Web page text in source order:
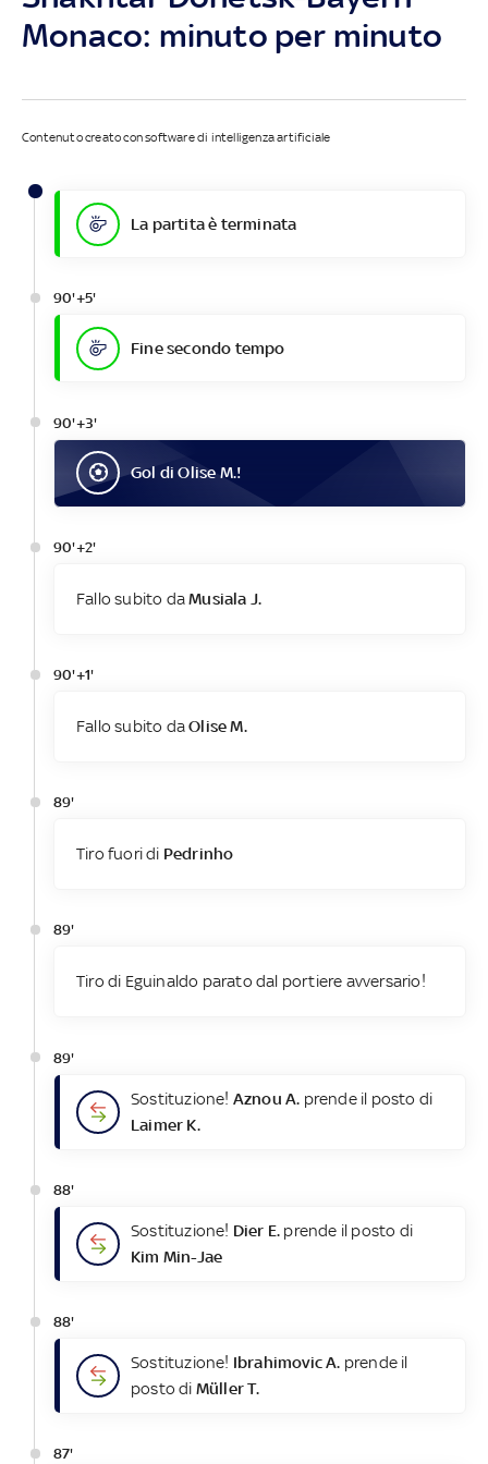
Monaco: minuto per minuto
Contenuto creato con software di intelligenza artificiale
La partita è terminata
90'+5'
Fine secondo tempo
90'+3'
Gol diOlise M.!
90'+2'
Fallo subito daMusiala J.
90'+1'
Fallo subito daOlise M.
89'
Tiro fuori di Pedrinho
89'
Tiro di Eguinaldo parato dal portiere avversario!
89'
Sostituzione! Aznou A. prende il posto di
Laimer K.
88'
Sostituzione! Dier E. prende il posto di
Kim Min-Jae
88'
Sostituzione! Ibrahimovic A. prende il
posto di Müller T.
87'